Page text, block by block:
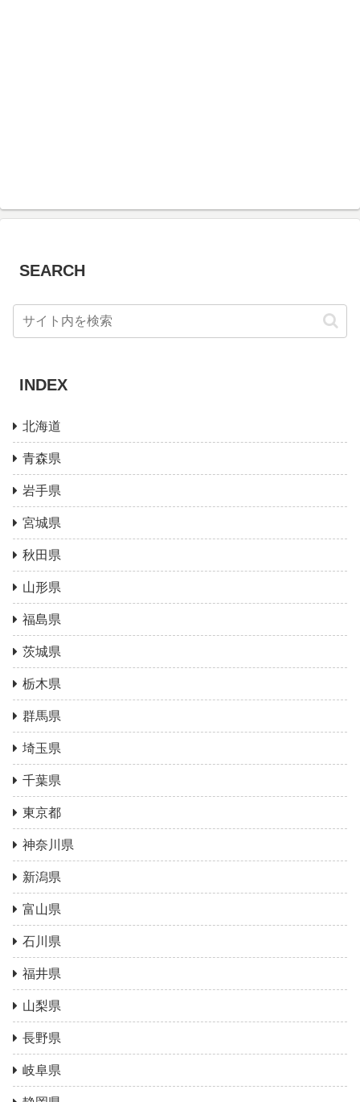
SEARCH
INDEX
北海道
青森県
岩手県
宮城県
秋田県
山形県
福島県
茨城県
栃木県
群馬県
埼玉県
千葉県
東京都
神奈川県
新潟県
富山県
石川県
福井県
山梨県
長野県
岐阜県